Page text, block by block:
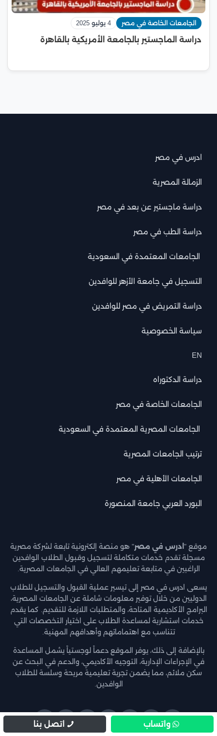
الجامعات الخاصة في مصر 4 يوليو 2025
دراسة الماجستير بالجامعة الأمريكية بالقاهرة
ادرس في مصر
الزمالة المصرية
دراسة ماجستير عن بعد في مصر
دراسة الطب في مصر
الجامعات المعتمدة في السعودية
التسجيل في جامعة الأزهر للوافدين
دراسة التمريض في مصر للوافدين
سياسة الخصوصية
EN
دراسة الدكتوراه
الجامعات الخاصة في مصر
الجامعات المصرية المعتمدة في السعودية
ترتيب الجامعات المصرية
الجامعات الأهلية في مصر
البورد العربي جامعة المنصورة
موقع " ادرس في مصر" هو منصة إلكترونية تابعة لشركة مصرية
مسجلة تقدم خدمات متكاملة لتسجيل وقبول الطلاب الوافدين
الراغبين في متابعة تعليمهم العالي في الجامعات المصرية.
يسعى ادرس في مصر إلى تيسير عملية القبول والتسجيل للطلاب
الدوليين من خلال توفير معلومات شاملة عن الجامعات المصرية،
البرامج الأكاديمية المتاحة، والمتطلبات اللازمة للتقديم. كما يقدم
خدمات استشارية لمساعدة الطلاب على اختيار التخصصات التي
تتناسب مع اهتماماتهم وأهدافهم المهنية.
بالإضافة إلى ذلك، يوفر الموقع دعماً لوجستياً يشمل المساعدة
في الإجراءات الإدارية، التوجيه الأكاديمي، والدعم في البحث عن
سكن ملائم، مما يضمن تجربة تعليمية مريحة وسلسة للطلاب
الوافدين.
واتساب اتصل بنا